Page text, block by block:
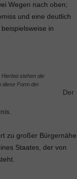
Wegen nach oben;
und eine deutlich
in
stehen die
diese Form der
Der
zu großer Bürgernähe
Staates, der von